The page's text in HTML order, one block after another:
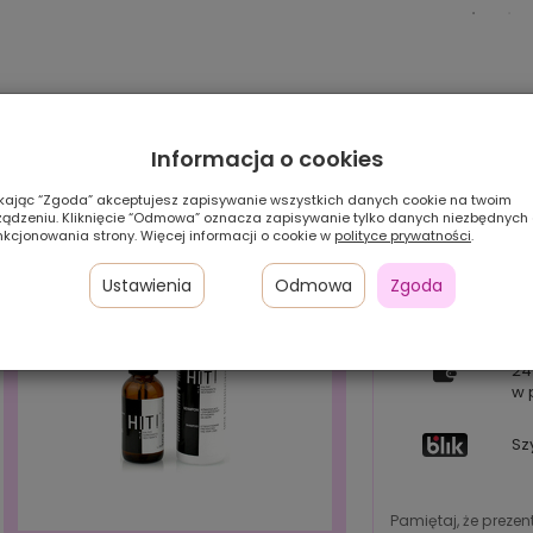
w
Pamiętaj, że
Informacja o cookies
“Zgoda” akceptujesz zapisywanie wszystkich danych cookie na twoim
Kliknięcie “Odmowa” oznacza zapisywanie tylko danych niezbędnych
strony. Więcej informacji o cookie w polityce prywatności.
Ustawienia Odmowa Zgoda